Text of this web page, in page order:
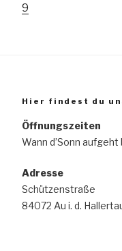
9
Hier findest du
Öffnungszeiten
Wann d’Sonn aufgeht
Adresse
Schützenstraße
84072 Au i. d.